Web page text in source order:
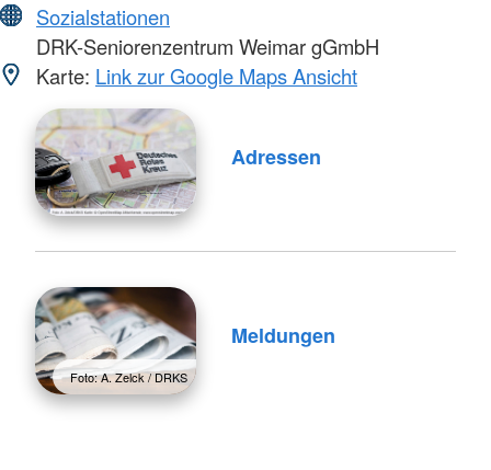
Sozialstationen
DRK-Seniorenzentrum Weimar gGmbH
Karte: Link zur Google Maps Ansicht
Adressen
Foto: A. Zelck / DRKS
Meldungen